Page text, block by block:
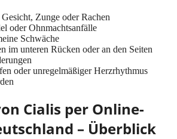
Zunge oder Rachen
oder Ohnmachtsanfälle
Schwäche
im unteren Rücken oder an den Seiten
oder unregelmäßiger Herzrhythmus
Cialis per Online-
– Überblick